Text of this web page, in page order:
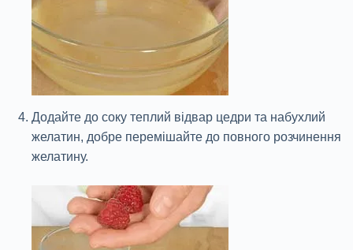
Додайте до соку теплий відвар цедри та набухлий
желатин, добре перемішайте до повного розчинення
желатину.